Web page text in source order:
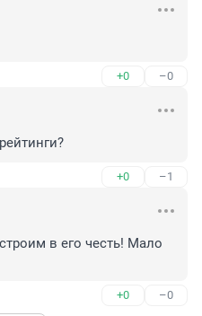
+0 –0
+0 –1
в его честь! Мало
+0 –0